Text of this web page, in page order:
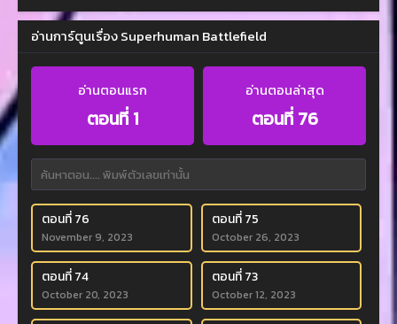
อ่านการ์ตูนเรื่อง Superhuman Battlefield
อ่านตอนแรก
ตอนที่ 1
อ่านตอนล่าสุด
ตอนที่ 76
ตอนที่ 76
November 9, 2023
ตอนที่ 75
October 26, 2023
ตอนที่ 74
October 20, 2023
ตอนที่ 73
October 12, 2023